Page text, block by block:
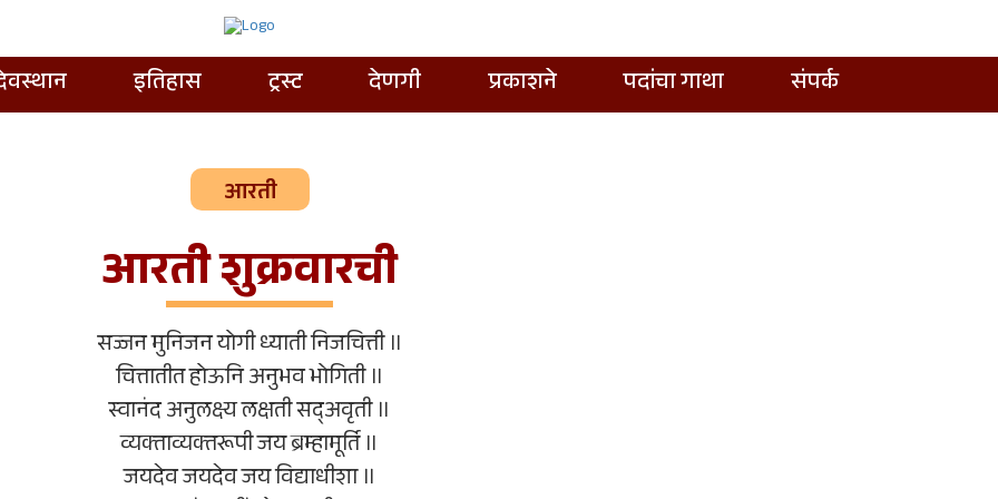
इतिहास ट्रस्ट देणगी प्रकाशने पदांचा गाथा संपर्क
आरती
आरती शुक्रवारची
सज्जन मुनिजन योगी ध्याती निजचित्ती ॥
चित्तातीत होऊनि अनुभव भोगिती ॥
स्वानंद अनुलक्ष्य लक्षती सद्‍अवृती ॥
व्यक्‍ताव्यक्‍तरूपी जय ब्रम्हामूर्ति ॥
जयदेव जयदेव जय विद्याधीशा ॥